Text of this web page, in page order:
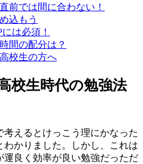
前では間に合わない！
込もう
は必須！
間の配分は？
校生の方へ
校生時代の勉強法
えるとけっこう理にかなった
かりました。しかし、これは
良く効率が良い勉強だっただ